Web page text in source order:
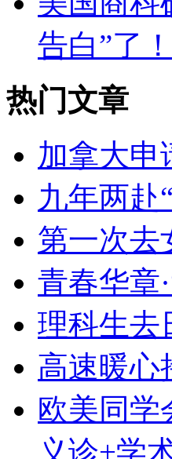
告白”了！
热门文章
加拿大申
九年两赴
第一次去
青春华章
理科生去
高速暖心
欧美同学
义诊+学